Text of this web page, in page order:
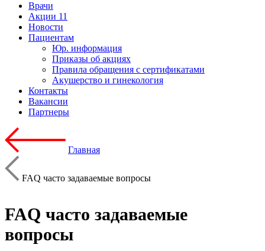
Врачи
Акции 11
Новости
Пациентам
Юр. информация
Приказы об акциях
Правила обращения с сертификатами
Акушерство и гинекология
Контакты
Вакансии
Партнеры
Главная
FAQ часто задаваемые вопросы
FAQ часто задаваемые
вопросы